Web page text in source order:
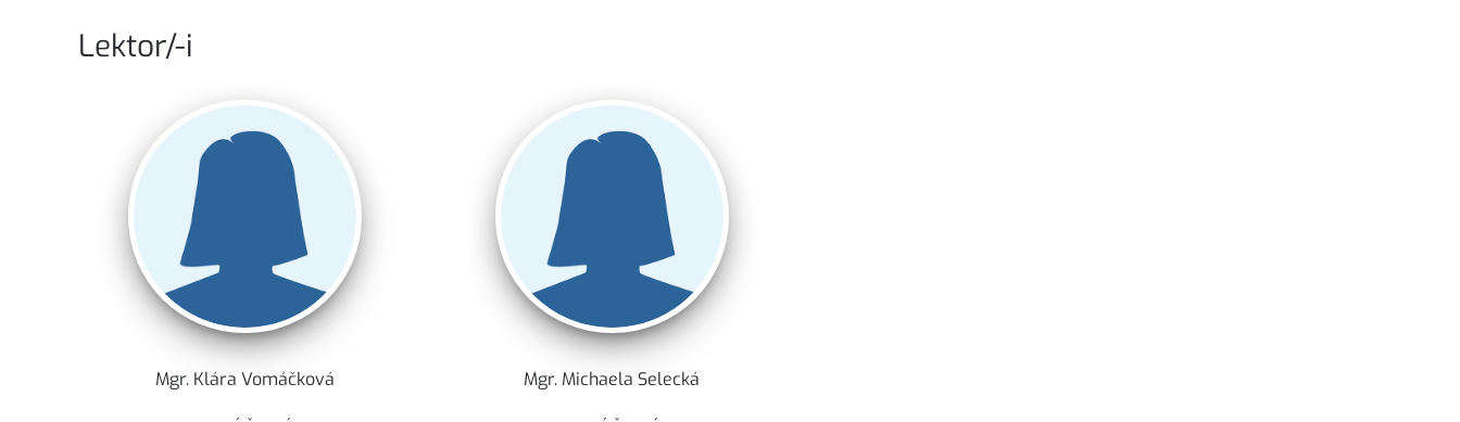
Lektor/-i
Mgr. Klára Vomáčková Mgr. Michaela Selecká